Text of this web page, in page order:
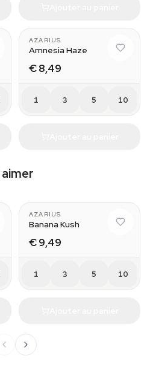
AZARIUS
Amnesia Haze
€ 8,49
1 3 5 10
AZARIUS
Banana Kush
€ 9,49
1 3 5 10